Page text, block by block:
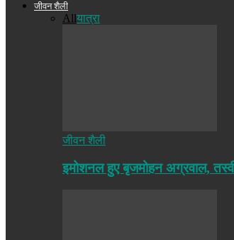
जीवन शैली
Allयात्रा
जीवन शैली
इमोशनल हुए बृजमोहन अग्रवाल,